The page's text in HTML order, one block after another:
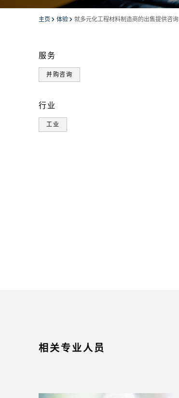
主页 体验 就多元化工程材料制造商的出售提供咨询
服务
并购咨询
行业
工业
相关专业人员